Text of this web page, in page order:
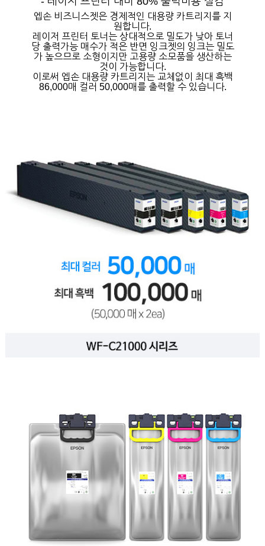
엡손 비즈니스젯은 경제적인 대용량 카트리지를 지
원합니다.
레이저 프린터 토너는 상대적으로 밀도가 낮아 토너
당 출력가능 매수가 적은 반면 잉크젯의 잉크는 밀도
가 높으므로 소형이지만 고용량 소모품을 생산하는
것이 가능합니다.
이로써 엡손 대용량 카트리지는 교체없이 최대 흑백
86,000매 컬러 50,000매를 출력할 수 있습니다.